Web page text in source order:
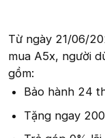
Từ ngày 21/06/
mua A5x, người
gồm:
Bảo hành 24
Tặng ngay